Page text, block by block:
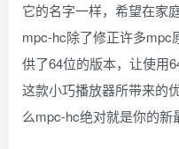
它的名字一样，希望在家
mpc-hc除了修正许多mpc
供了64位的版本，让使用
这款小巧播放器所带来的
么mpc-hc绝对就是你的新